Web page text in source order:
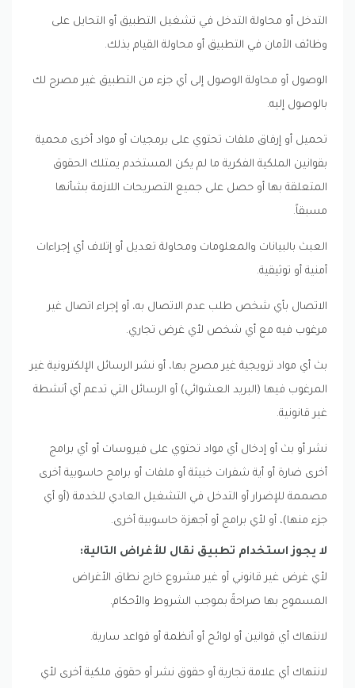
التدخل أو محاولة التدخل في تشغيل التطبيق أو التحايل على
وظائف الأمان في التطبيق أو محاولة القيام بذلك.
الوصول أو محاولة الوصول إلى أي جزء من التطبيق غير مصرح لك
بالوصول إليه.
تحميل أو إرفاق ملفات تحتوي على برمجيات أو مواد أخرى محمية
بقوانين الملكية الفكرية ما لم يكن المستخدم يمتلك الحقوق
المتعلقة بها أو حصل على جميع التصريحات اللازمة بشأنها
مسبقاً.
العبث بالبيانات والمعلومات ومحاولة تعديل أو إتلاف أي إجراءات
أمنية أو توثيقية.
الاتصال بأي شخص طلب عدم الاتصال به، أو إجراء اتصال غير
مرغوب فيه مع أي شخص لأي غرض تجاري.
بث أي مواد ترويجية غير مصرح بها، أو نشر الرسائل الإلكترونية غير
المرغوب فيها (البريد العشوائي) أو الرسائل التي تدعم أي أنشطة
غير قانونية.
نشر أو بث أو إدخال أي مواد تحتوي على فيروسات أو أي برامج
أخرى ضارة أو أية شفرات خبيثة أو ملفات أو برامج حاسوبية أخرى
مصممة للإضرار أو التدخل في التشغيل العادي للخدمة (أو أي
جزء منها)، أو لأي برامج أو أجهزة حاسوبية أخرى.
لا يجوز استخدام تطبيق نقال للأغراض التالية:
لأي غرض غير قانوني أو غير مشروع خارج نطاق الأغراض
المسموح بها صراحةً بموجب الشروط والأحكام.
لانتهاك أي قوانين أو لوائح أو أنظمة أو قواعد سارية.
لانتهاك أي علامة تجارية أو حقوق نشر أو حقوق ملكية أخرى لأي